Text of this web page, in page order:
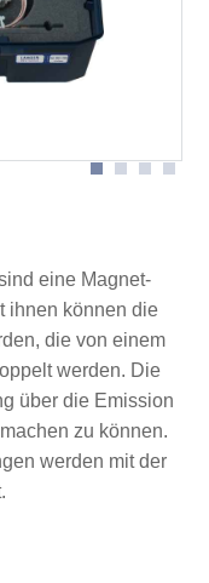
eine Magnet-
ihnen können die
die von einem
werden. Die
über die Emission
zu können.
werden mit der